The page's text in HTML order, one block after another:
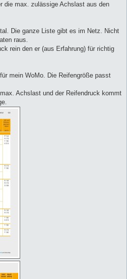
die max. zulässige Achslast aus den
Die ganze Liste gibt es im Netz. Nicht
raus.
rein den er (aus Erfahrung) für richtig
mein WoMo. Die Reifengröße passt
Achslast und der Reifendruck kommt